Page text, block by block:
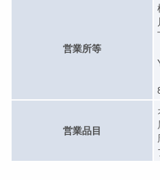
営業所等
営業品目